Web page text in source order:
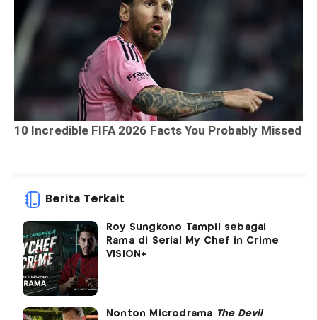
Berita Terkait
Roy Sungkono Tampil sebagai
Rama di Serial My Chef in Crime
VISION+
Nonton Microdrama The Devil